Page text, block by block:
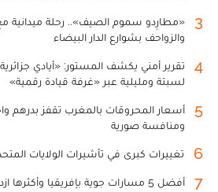
3
«مطارِدو سموم الصيف».. رحلة ميدانية
والزواحف بشوارع الدار البيضاء
4
تقرير أمني يكشف المستور: «أيادي
لسبتة ومليلية عبر «غرفة قيادة رقمية»
5
أسعار المحروقات بالمغرب تقفز بدرهم
ومنافسة صورية
6 تغييرات كبرى في تأشيرات الولايات
7 أفضل 5 مسارات جوية بإفريقيا وأكثرها ازدحاما